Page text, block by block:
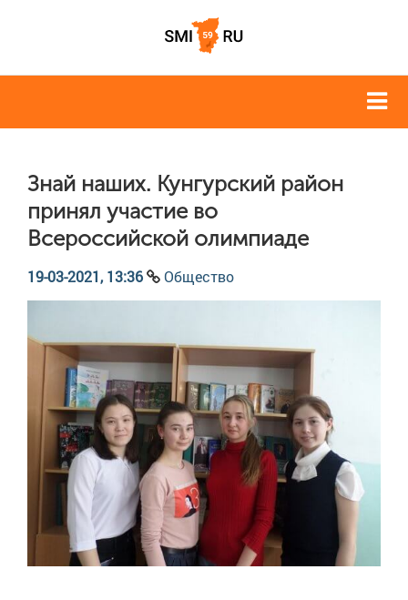
Знай наших. Кунгурский район
принял участие во
Всероссийской олимпиаде
19-03-2021, 13:36 Общество